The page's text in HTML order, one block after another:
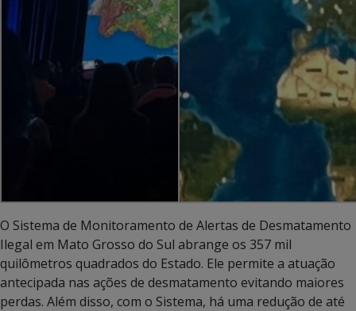
O Sistema de Monitoramento de Alertas de Desmatamento
Ilegal em Mato Grosso do Sul abrange os 357 mil
quilômetros quadrados do Estado. Ele permite a atuação
antecipada nas ações de desmatamento evitando maiores
perdas. Além disso, com o Sistema, há uma redução de até